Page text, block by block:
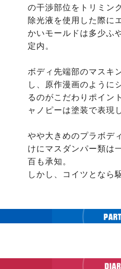
の干渉部位をトリミング
除光液を使用した際に
かいモールドは多少ふ
定内。
ボディ先端部のマスキ
し、原作漫画のように
るのがこだわりポイン
ャノピーは塗装で表現
やや大きめのプラボデ
けにマスダンパー類は
百も承知。
しかし、コイツとなら